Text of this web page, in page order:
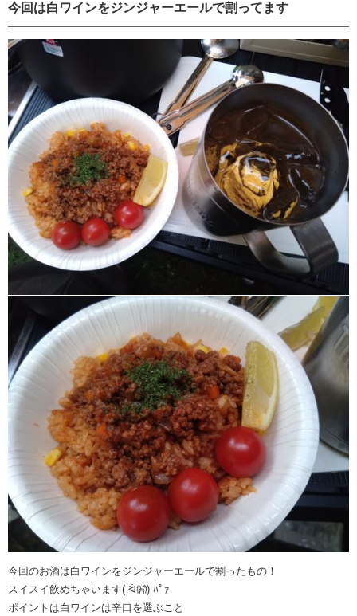
今回は白ワインをジンジャーエールで割ってます
今回のお酒は白ワインをジンジャーエールで割ったもの！
スイスイ飲めちゃいます( ᐛ👐) ﾊﾟｧ
ポイントは白ワインは辛口を選ぶこと